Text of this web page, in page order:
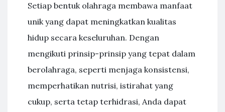
Setiap bentuk olahraga membawa manfaat
unik yang dapat meningkatkan kualitas
hidup secara keseluruhan. Dengan
mengikuti prinsip-prinsip yang tepat dalam
berolahraga, seperti menjaga konsistensi,
memperhatikan nutrisi, istirahat yang
cukup, serta tetap terhidrasi, Anda dapat